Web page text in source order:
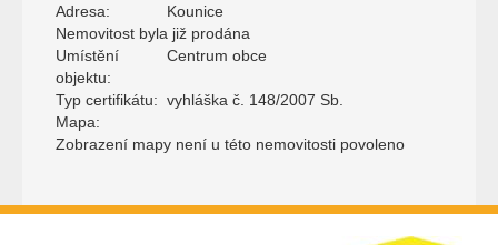
Adresa:
Kounice
Nemovitost byla již prodána
Umístění
objektu:
Centrum obce
Typ certifikátu: vyhláška č. 148/2007 Sb.
Mapa:
Zobrazení mapy není u této nemovitosti povoleno